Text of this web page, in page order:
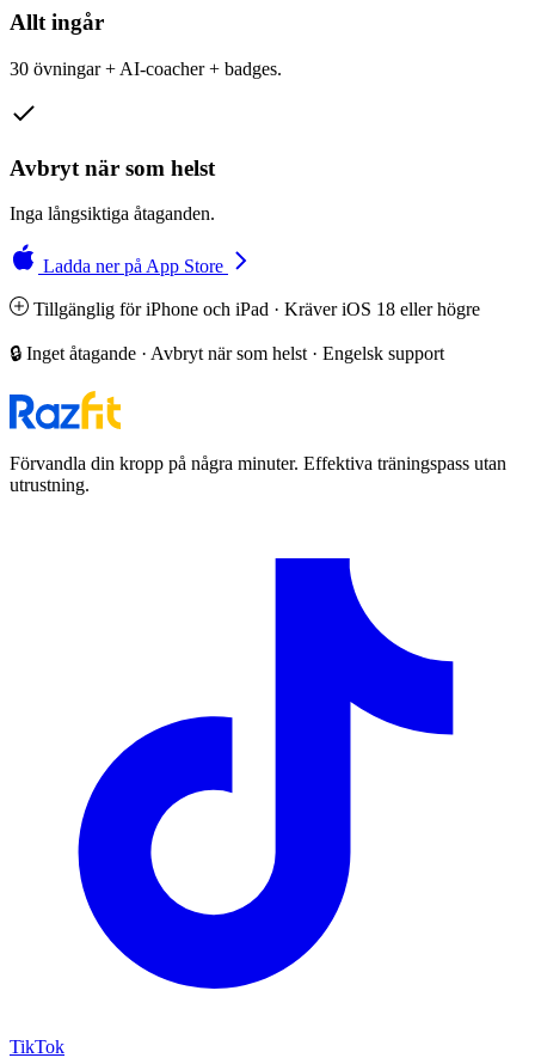
Allt ingår
30 övningar + AI-coacher + badges.
Avbryt när som helst
Inga långsiktiga åtaganden.
Ladda ner på App Store
Tillgänglig för iPhone och iPad · Kräver iOS 18 eller högre
🔒 Inget åtagande · Avbryt när som helst · Engelsk support
Förvandla din kropp på några minuter. Effektiva träningspass utan
utrustning.
TikTok